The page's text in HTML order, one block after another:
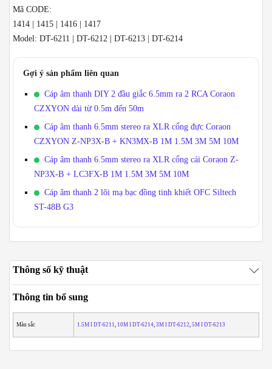
Mã CODE:
1414 | 1415 | 1416 | 1417
Model: DT-6211 | DT-6212 | DT-6213 | DT-6214
Gợi ý sản phẩm liên quan
Cáp âm thanh DIY 2 đầu giắc 6.5mm ra 2 RCA Coraon
CZXYON dài từ 0.5m đến 50m
Cáp âm thanh 6.5mm stereo ra XLR cổng đực Coraon
CZXYON Z-NP3X-B + KN3MX-B 1M 1.5M 3M 5M 10M
Cáp âm thanh 6.5mm stereo ra XLR cổng cái Coraon Z-
NP3X-B + LC3FX-B 1M 1.5M 3M 5M 10M
Cáp âm thanh 2 lõi mạ bạc đồng tinh khiết OFC Siltech
ST-48B G3
Thông số kỹ thuật
Thông tin bổ sung
Màu sắc 1.5M I DT-6211 10M I DT-6214 3M I DT-6212 5M I DT-6213